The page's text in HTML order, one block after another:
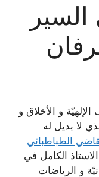
و الأخلاق و
لا بديل له
الطباطبائي
الكامل في
و الرياضات